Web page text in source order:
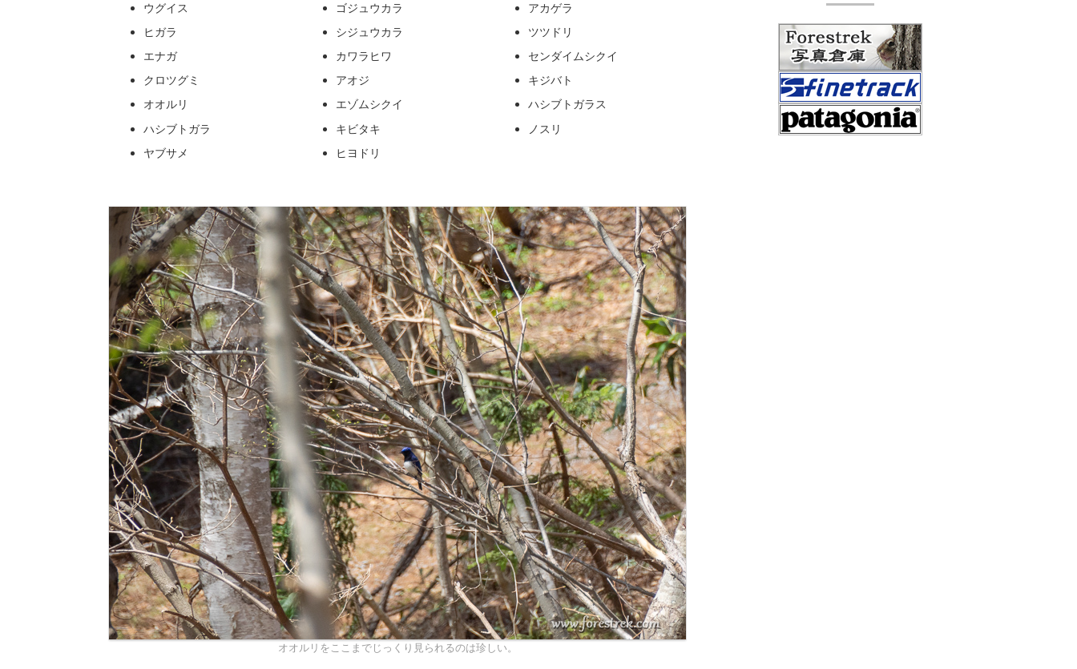
ウグイス
ヒガラ
エナガ
クロツグミ
オオルリ
ハシブトガラ
ヤブサメ
ゴジュウカラ
シジュウカラ
カワラヒワ
アオジ
エゾムシクイ
キビタキ
ヒヨドリ
アカゲラ
ツツドリ
センダイムシクイ
キジバト
ハシブトガラス
ノスリ
オオルリをここまでじっくり見られるのは珍しい。